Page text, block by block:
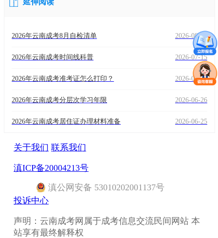
延伸阅读
2026年云南成考8月自检清单 2026-08-03
2026年云南成考时间线科普 2026-07-15
2026年云南成考准考证怎么打印？ 2026-07-14
2026年云南成考分层次学习年限 2026-06-26
2026年云南成考居住证办理材料准备 2026-06-25
关于我们 联系我们
滇ICP备20004213号
滇公网安备 53010202001137号
投诉中心
声明：云南成考网属于成考信息交流民间网站 本
站享有最终解释权